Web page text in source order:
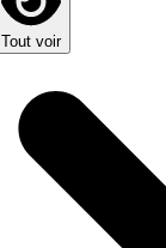
Tout voir